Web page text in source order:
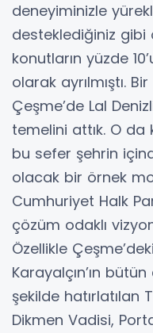
deneyiminizle
desteklediğiniz
konutların yüzde
olarak ayrılmıştı.
Çeşme’de Lal
temelini attık. O
bu sefer şehrin
olacak bir örnek
Cumhuriyet Halk
çözüm odaklı
Özellikle
Karayalçın’ın
şekilde hatırlatılan
Dikmen Vadisi,